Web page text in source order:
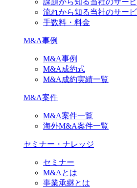
流れから知る当社のサー
手数料・料金
M&A事例
M&A事例
M&A成約式
M&A成約実績一覧
M&A案件
M&A案件一覧
海外M&A案件一覧
セミナー・ナレッジ
セミナー
M&Aとは
事業承継とは